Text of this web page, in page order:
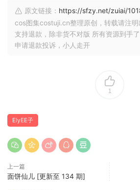
原文链接： https://sfzy.net/zuiai/
cos图集costuji.cn整理原创，转载请注
支持退款，除非货不对版 所有资源到手
申请退款投诉，小人走开
1
ElyEE子
上一篇
面饼仙儿 [更新至 134 期]